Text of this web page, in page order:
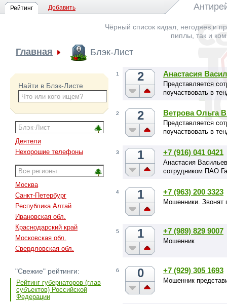
Рейтинг Добавить
Чёрный список кидал, негодяев и
пиплы, так и
Главная Блэк-Лист
Найти в Блэк-Листе
Деятели
Нехорошие телефоны
Москва
Санкт-Петербург
Республика Алтай
Ивановская обл.
Краснодарский край
Московская обл.
Свердловская обл.
"Свежие" рейтинги:
Рейтинг губернаторов (глав
субъектов) Российской
Федерации
1 2 Анастасия
Представляется
поучаствовать в
2 2 Ветрова Ольга
Представляется
поучаствовать в
3 1 +7 (916) 041 0421
Анастасия
сотрудником ПАО
4 1 +7 (963) 200 3323
Мошенники. Звонят
5 1 +7 (989) 829 9007
Мошенник
6 0 +7 (929) 305 1693
Мошенник